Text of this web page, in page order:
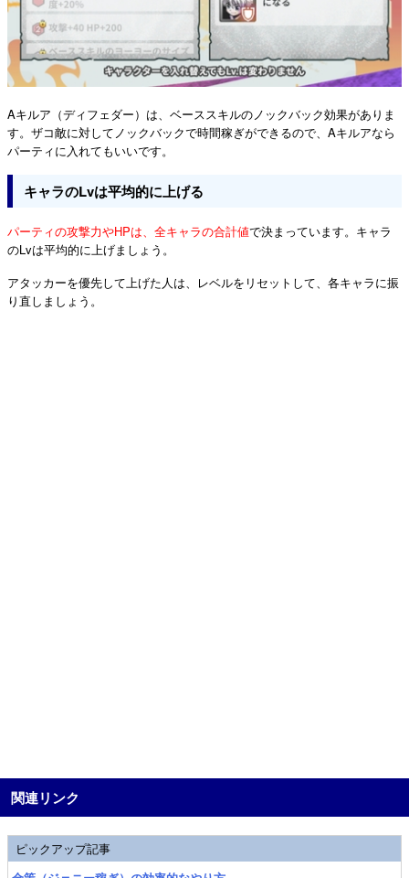
Aキルア（ディフェダー）は、ベーススキルのノックバック効果がありま
す。ザコ敵に対してノックバックで時間稼ぎができるので、Aキルアなら
パーティに入れてもいいです。
キャラのLvは平均的に上げる
パーティの攻撃力やHPは、全キャラの合計値で決まっています。キャラ
のLvは平均的に上げましょう。
アタッカーを優先して上げた人は、レベルをリセットして、各キャラに振
り直しましょう。
関連リンク
ピックアップ記事